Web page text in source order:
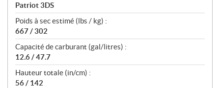
Patriot 3DS
Poids à sec estimé (lbs / kg) :
667 / 302
Capacité de carburant (gal/litres) :
12.6 / 47.7
Hauteur totale (in/cm) :
56 / 142